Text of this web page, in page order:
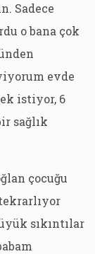
Sadece
o bana çok
evde
istiyor, 6
sağlık
çocuğu
tekrarlıyor
sıkıntılar